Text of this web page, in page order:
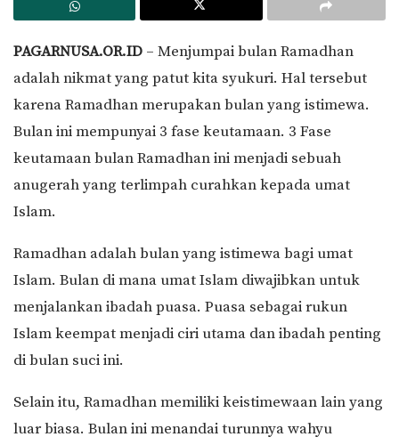
PAGARNUSA.OR.ID – Menjumpai bulan Ramadhan
adalah nikmat yang patut kita syukuri. Hal tersebut
karena Ramadhan merupakan bulan yang istimewa.
Bulan ini mempunyai 3 fase keutamaan. 3 Fase
keutamaan bulan Ramadhan ini menjadi sebuah
anugerah yang terlimpah curahkan kepada umat
Islam.
Ramadhan adalah bulan yang istimewa bagi umat
Islam. Bulan di mana umat Islam diwajibkan untuk
menjalankan ibadah puasa. Puasa sebagai rukun
Islam keempat menjadi ciri utama dan ibadah penting
di bulan suci ini.
Selain itu, Ramadhan memiliki keistimewaan lain yang
luar biasa. Bulan ini menandai turunnya wahyu